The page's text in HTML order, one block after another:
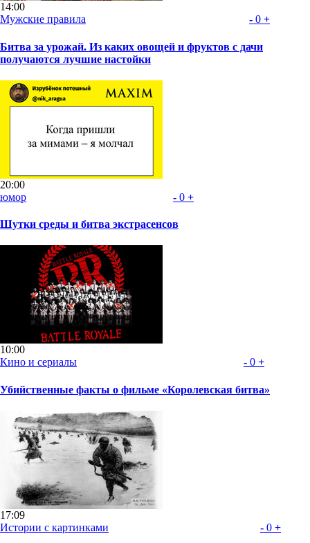
14:00
Мужские правила
- 0 +
Битва за урожай. Из каких овощей и фруктов с дачи
получаются лучшие настойки
20:00
юмор
- 0 +
Шутки среды и битва экстрасенсов
10:00
Кино и сериалы
- 0 +
Убийственные факты о фильме «Королевская битва»
17:09
Истории с картинками
- 0 +